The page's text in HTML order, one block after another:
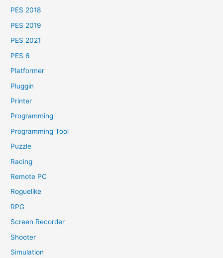
PES 2018
PES 2019
PES 2021
PES 6
Platformer
Pluggin
Printer
Programming
Programming Tool
Puzzle
Racing
Remote PC
Roguelike
RPG
Screen Recorder
Shooter
Simulation